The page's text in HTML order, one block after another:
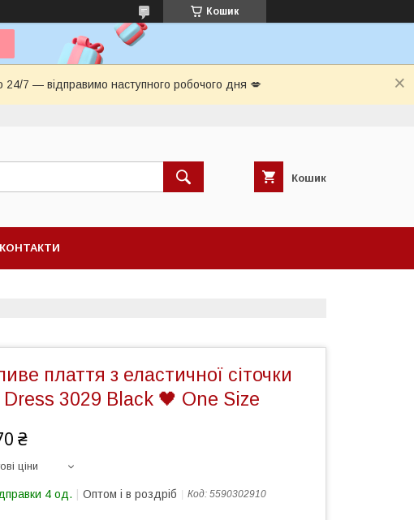
Кошик
7 — відправимо наступного робочого дня 💋
Кошик
КОНТАКТИ
плаття з еластичної сіточки
3029 Black 🖤 One Size
₴
ціни
4 од. Оптом і в роздріб Код: 5590302910